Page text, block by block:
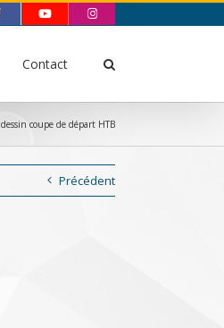
Contact
dessin coupe de départ HTB
Précédent